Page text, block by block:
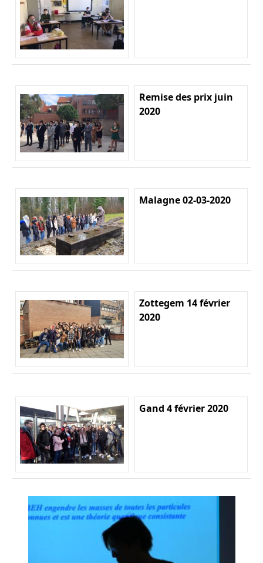
Remise des prix juin
2020
Malagne 02-03-2020
Zottegem 14 février
2020
Gand 4 février 2020